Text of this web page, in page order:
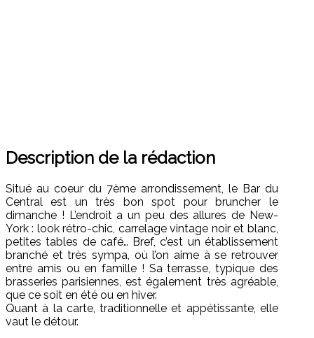
Description de la rédaction
Situé au coeur du 7ème arrondissement, le Bar du
Central est un très bon spot pour bruncher le
dimanche ! L’endroit a un peu des allures de New-
York : look rétro-chic, carrelage vintage noir et blanc,
petites tables de café… Bref, c’est un établissement
branché et très sympa, où l’on aime à se retrouver
entre amis ou en famille ! Sa terrasse, typique des
brasseries parisiennes, est également très agréable,
que ce soit en été ou en hiver.
Quant à la carte, traditionnelle et appétissante, elle
vaut le détour.